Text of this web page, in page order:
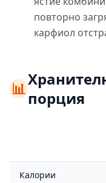
повторно
карфиол
📊порция
Калории